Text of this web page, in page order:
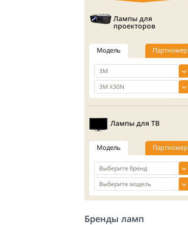
Лампы для
проекторов
Модель Партномер
Лампы для ТВ
Модель Партномер
Бренды ламп